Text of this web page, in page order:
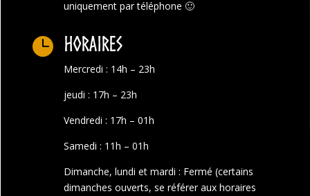
uniquement par téléphone 🙂
 Horaires
Mercredi : 14h – 23h
jeudi : 17h – 23h
Vendredi : 17h – 01h
Samedi : 11h – 01h
Dimanche, lundi et mardi : Fermé (certains
dimanches ouverts, se référer aux horaires